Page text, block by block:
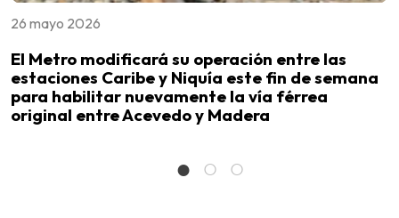
26 mayo 2026
El Metro modificará su operación entre las
estaciones Caribe y Niquía este fin de semana
para habilitar nuevamente la vía férrea
original entre Acevedo y Madera